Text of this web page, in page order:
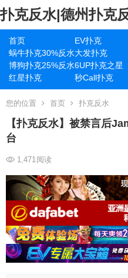
扑克反水|德州扑克
首页 EV扑克
蜗牛扑克30%反水大发扑克
博狗扑克25%反水6UP扑克之星
红星扑克
秒Call扑克
您的位置 首页 扑克反水
【扑克反水】被禁言后
台
1,471阅读